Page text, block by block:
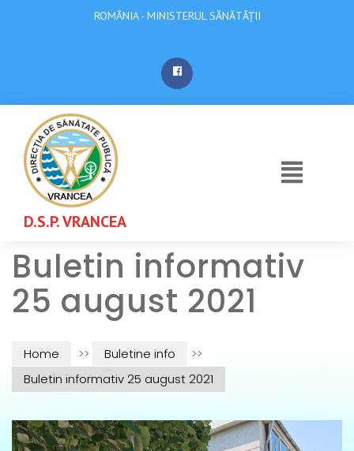
ROMÂNIA - MINISTERUL SĂNĂTĂȚII
D.S.P. VRANCEA
Buletin informativ
25 august 2021
Home >> Buletine info
>>
Buletin informativ 25 august 2021